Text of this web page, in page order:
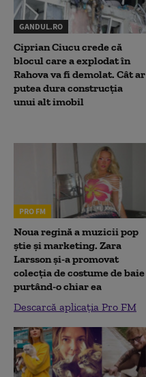
GANDUL.RO
Ciprian Ciucu crede că
blocul care a explodat în
Rahova va fi demolat. Cât ar
putea dura construcția
unui alt imobil
PRO FM
Noua regină a muzicii pop
știe și marketing. Zara
Larsson și-a promovat
colecția de costume de baie
purtând-o chiar ea
Descarcă aplicația Pro FM